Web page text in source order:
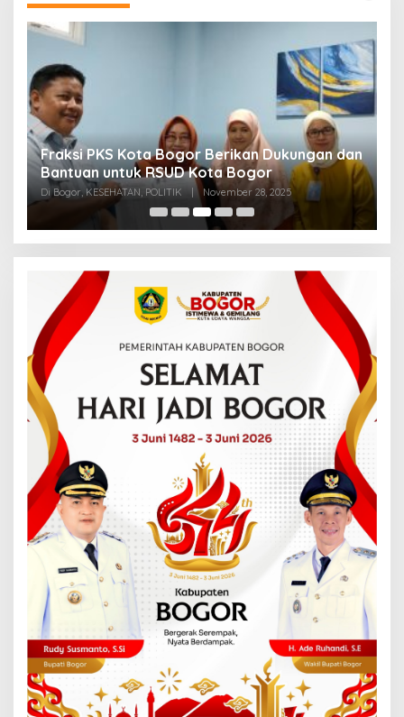
Fraksi PKS Kota Bogor Berikan Dukungan dan
Bantuan untuk RSUD Kota Bogor
Di Bogor, KESEHATAN, POLITIK | November 28, 2025